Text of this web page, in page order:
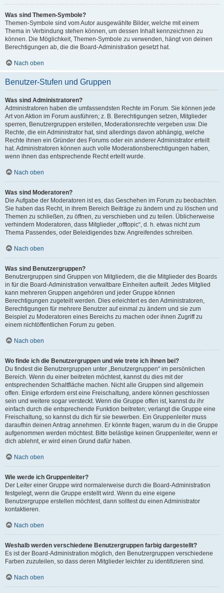
Was sind Themen-Symbole?
Themen-Symbole sind vom Autor ausgewählte Bilder, welche mit einem
Thema in Verbindung stehen können, um dessen Inhalt kennzeichnen zu
können. Die Möglichkeit, Themen-Symbole zu verwenden, hängt von deinen
Berechtigungen ab, die die Board-Administration gesetzt hat.
Nach oben
Benutzer-Stufen und Gruppen
Was sind Administratoren?
Administratoren haben die umfassendsten Rechte im Forum. Sie können jede
Art von Aktion im Forum ausführen; z. B. Berechtigungen setzen, Mitglieder
sperren, Benutzergruppen erstellen, Moderationsrechte vergeben usw. Die
Rechte, die ein Administrator hat, sind allerdings davon abhängig, welche
Rechte ihnen ein Gründer des Forums oder ein anderer Administrator erteilt
hat. Administratoren können auch volle Moderationsberechtigungen haben,
wenn ihnen das entsprechende Recht erteilt wurde.
Nach oben
Was sind Moderatoren?
Die Aufgabe der Moderatoren ist es, das Geschehen im Forum zu beobachten.
Sie haben das Recht, in ihrem Bereich Beiträge zu ändern und zu löschen und
Themen zu schließen, zu öffnen, zu verschieben und zu teilen. Üblicherweise
verhindern Moderatoren, dass Mitglieder „offtopic“, d. h. etwas nicht zum
Thema Passendes, oder Beleidigendes bzw. Angreifendes schreiben.
Nach oben
Was sind Benutzergruppen?
Benutzergruppen sind Gruppen von Mitgliedern, die die Mitglieder des Boards
in für die Board-Administration verwaltbare Einheiten aufteilt. Jedes Mitglied
kann mehreren Gruppen angehören und jeder Gruppe können
Berechtigungen zugeteilt werden. Dies erleichtert es den Administratoren,
Berechtigungen für mehrere Benutzer auf einmal zu ändern und sie zum
Beispiel zu Moderatoren eines Bereichs zu machen oder ihnen Zugriff zu
einem nichtöffentlichen Forum zu geben.
Nach oben
Wo finde ich die Benutzergruppen und wie trete ich ihnen bei?
Du findest die Benutzergruppen unter „Benutzergruppen“ im persönlichen
Bereich. Wenn du einer beitreten möchtest, kannst du dies mit der
entsprechenden Schaltfläche machen. Nicht alle Gruppen sind allgemein
offen. Einige erfordern erst eine Freischaltung, andere können geschlossen
sein und weitere sogar versteckt. Wenn die Gruppe offen ist, kannst du ihr
einfach durch die entsprechende Funktion beitreten; verlangt die Gruppe eine
Freischaltung, so kannst du dich für sie bewerben. Ein Gruppenleiter muss
daraufhin deinen Antrag annehmen. Er könnte fragen, warum du in die Gruppe
aufgenommen werden möchtest. Bitte belästige keinen Gruppenleiter, wenn er
dich ablehnt, er wird einen Grund dafür haben.
Nach oben
Wie werde ich Gruppenleiter?
Der Leiter einer Gruppe wird normalerweise durch die Board-Administration
festgelegt, wenn die Gruppe erstellt wird. Wenn du eine eigene
Benutzergruppe erstellen möchtest, dann solltest du einen Administrator
kontaktieren.
Nach oben
Weshalb werden verschiedene Benutzergruppen farbig dargestellt?
Es ist der Board-Administration möglich, den Benutzergruppen verschiedene
Farben zuzuteilen, so dass deren Mitglieder leichter zu identifizieren sind.
Nach oben